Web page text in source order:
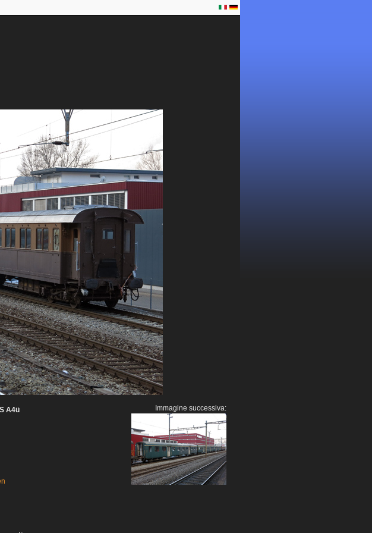
A4ü Immagine successiva: